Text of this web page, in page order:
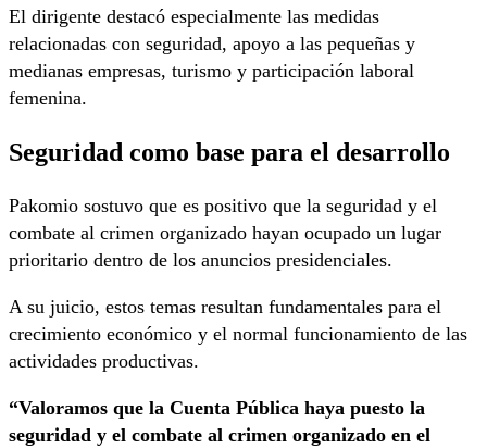
El dirigente destacó especialmente las medidas
relacionadas con seguridad, apoyo a las pequeñas y
medianas empresas, turismo y participación laboral
femenina.
Seguridad como base para el desarrollo
Pakomio sostuvo que es positivo que la seguridad y el
combate al crimen organizado hayan ocupado un lugar
prioritario dentro de los anuncios presidenciales.
A su juicio, estos temas resultan fundamentales para el
crecimiento económico y el normal funcionamiento de las
actividades productivas.
“Valoramos que la Cuenta Pública haya puesto la
seguridad y el combate al crimen organizado en el